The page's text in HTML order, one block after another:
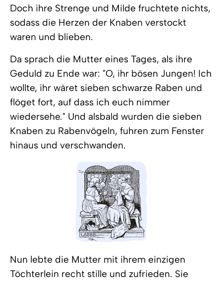
Doch ihre Strenge und Milde fruchtete nichts,
sodass die Herzen der Knaben verstockt
waren und blieben.
Da sprach die Mutter eines Tages, als ihre
Geduld zu Ende war: "O, ihr bösen Jungen! Ich
wollte, ihr wäret sieben schwarze Raben und
flöget fort, auf dass ich euch nimmer
wiedersehe." Und alsbald wurden die sieben
Knaben zu Rabenvögeln, fuhren zum Fenster
hinaus und verschwanden.
Nun lebte die Mutter mit ihrem einzigen
Töchterlein recht stille und zufrieden. Sie